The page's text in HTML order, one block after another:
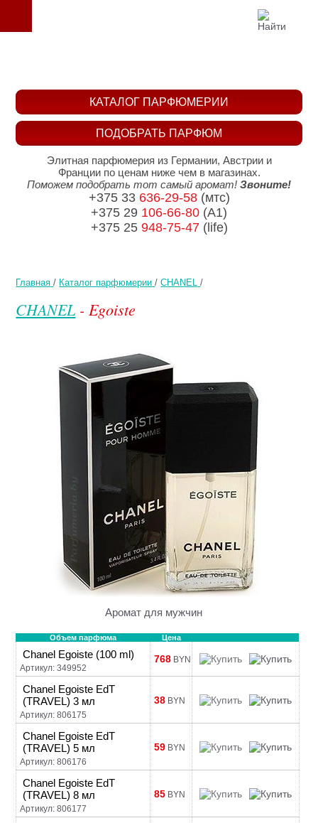
Главная / Каталог парфюмерии /CHANEL /
CHANEL- Egoiste
Аромат для мужчин
Объем парфюма Цена
Chanel Egoiste (100 ml)
Артикул: 349952
768 BYN
Chanel Egoiste EdT
(TRAVEL) 3 мл
Артикул: 806175
38 BYN
Chanel Egoiste EdT
(TRAVEL) 5 мл
Артикул: 806176
59 BYN
Chanel Egoiste EdT
(TRAVEL) 8 мл
Артикул: 806177
85 BYN
ПОДОБРАТЬ ПАРФЮМ
КАТАЛОГ ПАРФЮМЕРИИ
Элитная парфюмерия из Германии, Австрии и
Франции по ценам ниже чем в магазинах.
Поможем подобрать тот самый аромат! Звоните!
+375 33 636-29-58(мтс)
+375 29 106-66-80 (A1)
+375 25 948-75-47(life)